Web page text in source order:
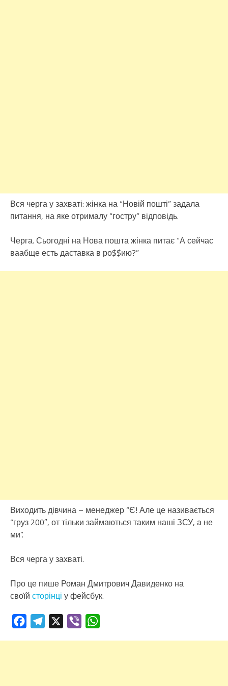
Вся черга у захваті: жінка на “Новій пошті” задала
питання, на яке отрималу “гостру” відповідь.
Черга. Сьогодні на Нова пошта жінка питає “А сейчас
ваабще есть даставка в ро$$ию?”
Виходить дівчина – менеджер “Є! Але це називається
“груз 200″, от тільки займаються таким наші ЗСУ, а не
ми”.
Вся черга у захваті.
Про це пише Роман Дмитрович Давиденко на
своїй сторінці у фейсбук.
FacebookTelegram Viber